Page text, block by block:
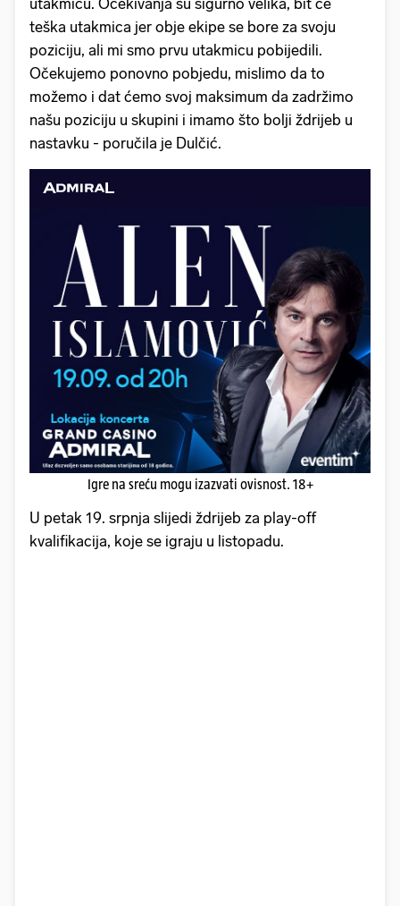
teška utakmica jer obje ekipe se bore za svoju
poziciju, ali mi smo prvu utakmicu pobijedili.
Očekujemo ponovno pobjedu, mislimo da to
možemo i dat ćemo svoj maksimum da zadržimo
našu poziciju u skupini i imamo što bolji ždrijeb u
nastavku - poručila je Dulčić.
Igre na sreću mogu izazvati ovisnost. 18+
U petak 19. srpnja slijedi ždrijeb za play-off
kvalifikacija, koje se igraju u listopadu.